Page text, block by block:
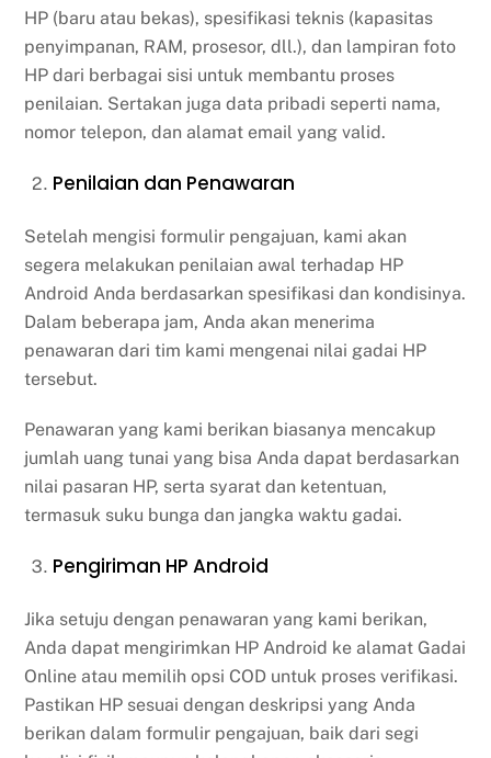
HP (baru atau bekas), spesifikasi teknis (kapasitas
penyimpanan, RAM, prosesor, dll.), dan lampiran foto
HP dari berbagai sisi untuk membantu proses
penilaian. Sertakan juga data pribadi seperti nama,
nomor telepon, dan alamat email yang valid.
Penilaian dan Penawaran
Setelah mengisi formulir pengajuan, kami akan
segera melakukan penilaian awal terhadap HP
Android Anda berdasarkan spesifikasi dan kondisinya.
Dalam beberapa jam, Anda akan menerima
penawaran dari tim kami mengenai nilai gadai HP
tersebut.
Penawaran yang kami berikan biasanya mencakup
jumlah uang tunai yang bisa Anda dapat berdasarkan
nilai pasaran HP, serta syarat dan ketentuan,
termasuk suku bunga dan jangka waktu gadai.
Pengiriman HP Android
Jika setuju dengan penawaran yang kami berikan,
Anda dapat mengirimkan HP Android ke alamat Gadai
Online atau memilih opsi COD untuk proses verifikasi.
Pastikan HP sesuai dengan deskripsi yang Anda
berikan dalam formulir pengajuan, baik dari segi